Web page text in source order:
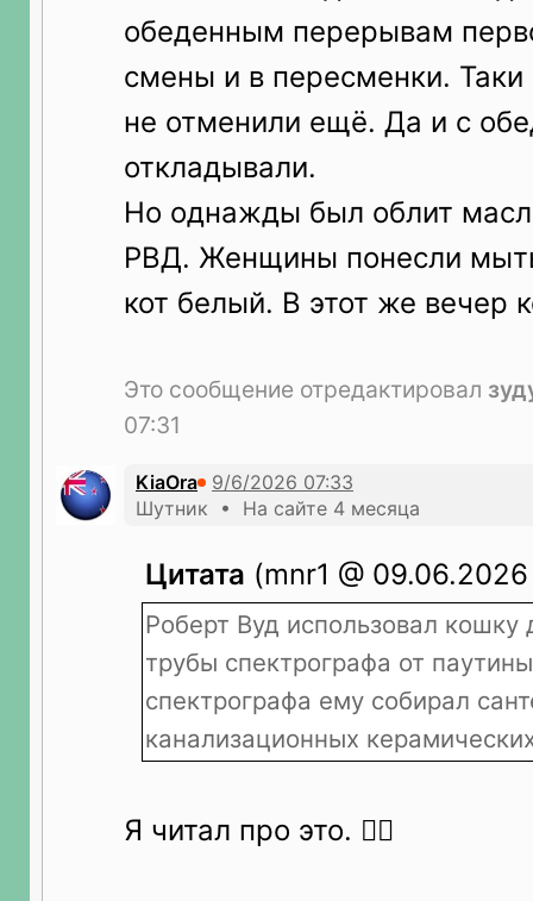
обеденным перерывам
смены и в пересменки. Таки
не отменили ещё. Да и с
откладывали.
Но однажды был облит
РВД. Женщины понесли
кот белый. В этот же вечер
Это сообщение отредактировал
07:31
KiaOra
Шутник • На сайте 4 месяца
Цитата (mnr1 @
Роберт Вуд использовал кошку
трубы спектрографа от
спектрографа ему собирал
канализационных
Я читал про это. 👍🏻